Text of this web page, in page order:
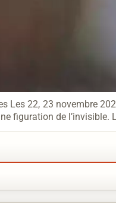
Les 22, 23 novembre
figuration de